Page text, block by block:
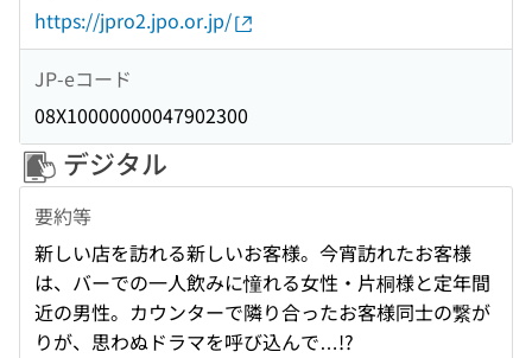
https://jpro2.jpo.or.jp/
JP-eコード
08X10000000047902300
デジタル
要約等
新しい店を訪れる新しいお客様。今宵訪れたお客様
は、バーでの一人飲みに憧れる女性・片桐様と定年間
近の男性。カウンターで隣り合ったお客様同士の繋が
りが、思わぬドラマを呼び込んで…!?